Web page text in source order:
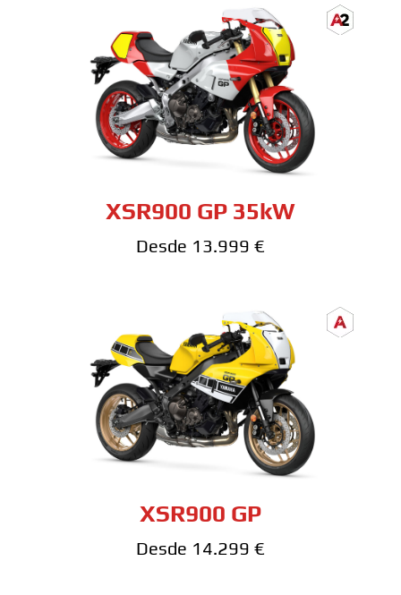
XSR900 GP 35kW
Desde 13.999 €
XSR900 GP
Desde 14.299 €